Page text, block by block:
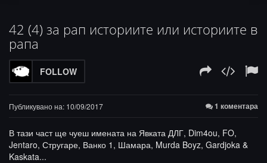
42 (4) за рап историите или историите в
рапа
FOLLOW
Публикувано на: 10/09/2017 1 коментара
В тази част ще чуеш имената на Явката ДЛГ, Dim4ou, FO,
Jentaro, Стругаре, Ванко 1, Шамара, Murda Boyz, Gardjoka &
Kaskata...